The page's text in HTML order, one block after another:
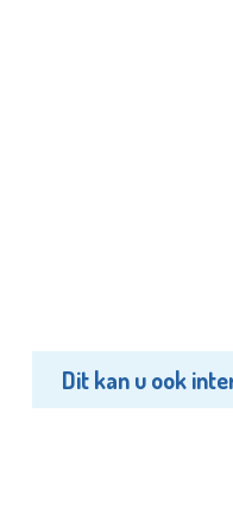
Dit kan u ook